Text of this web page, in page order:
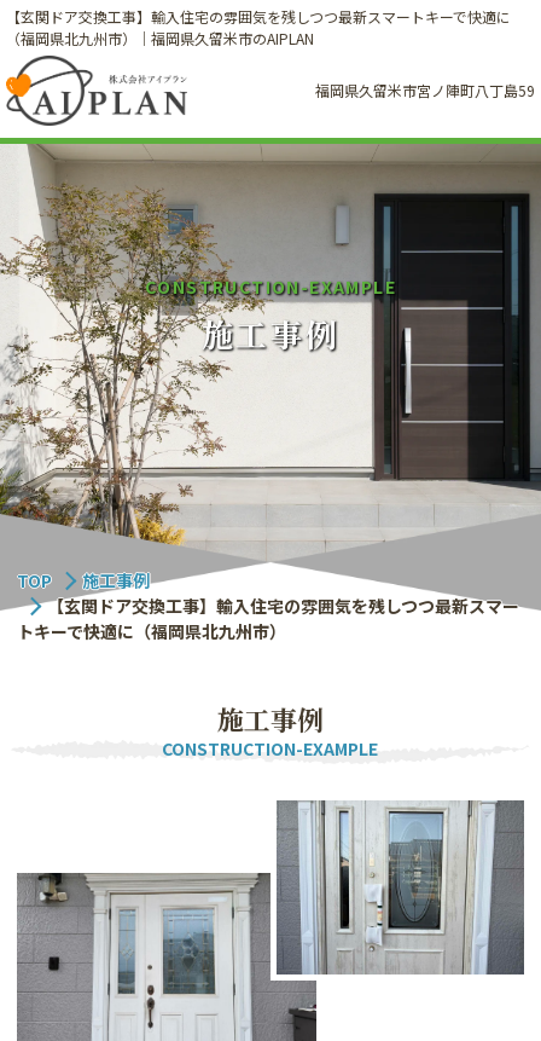
【玄関ドア交換工事】輸入住宅の雰囲気を残しつつ最新スマートキーで快適に
（福岡県北九州市）｜福岡県久留米市のAIPLAN
福岡県久留米市宮ノ陣町八丁島59
CONSTRUCTION-EXAMPLE
施工事例
TOP
施工事例
【玄関ドア交換工事】輸入住宅の雰囲気を残しつつ最新スマー
トキーで快適に（福岡県北九州市）
施工事例
CONSTRUCTION-EXAMPLE